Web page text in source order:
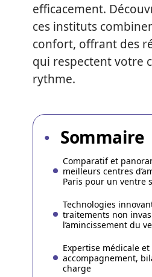
efficacement.
ces instituts
confort, offrant des
qui respectent votre
rythme.
Sommaire
Comparatif et
meilleurs centres
Paris pour un ventre
Technologies
traitements non
l’amincissement du
Expertise médicale
accompagnement,
charge